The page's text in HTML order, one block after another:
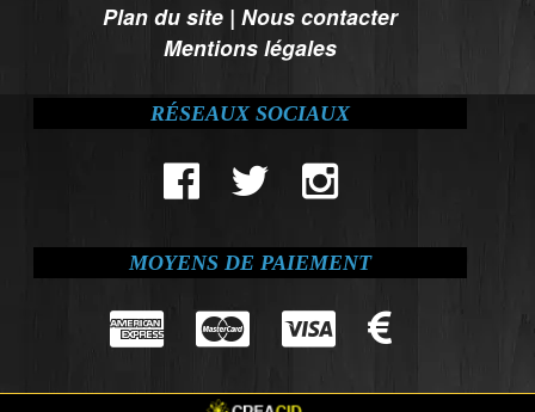
Plan du site |Nous contacter
Mentions légales
RÉSEAUX SOCIAUX
MOYENS DE PAIEMENT